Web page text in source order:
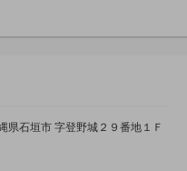
石垣市 字登野城２９番地１Ｆ